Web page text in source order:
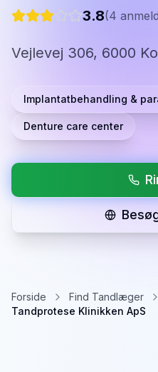
3.8(4
Vejlevej 306, 6000
Implantatbehandling &
Denture care center
Forside Find Tandlæger
Tandprotese Klinikken ApS